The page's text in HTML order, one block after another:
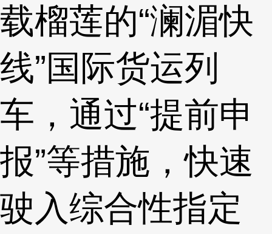
载榴莲的“澜湄快
线”国际货运列
车，通过“提前申
报”等措施，快速
驶入综合性指定